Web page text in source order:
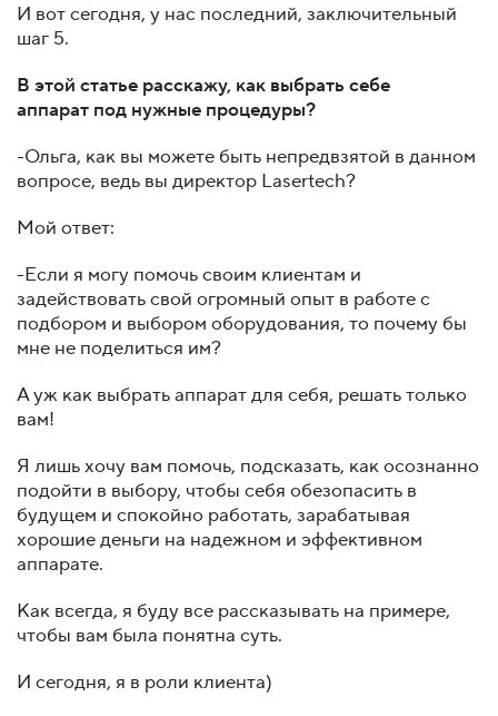
И вот сегодня, у нас последний, заключительный
шаг 5.
В этой статье расскажу, как выбрать себе
аппарат под нужные процедуры?
-Ольга, как вы можете быть непредвзятой в данном
вопросе, ведь вы директор Lasertech?
Мой ответ:
-Если я могу помочь своим клиентам и
задействовать свой огромный опыт в работе с
подбором и выбором оборудования, то почему бы
мне не поделиться им?
А уж как выбрать аппарат для себя, решать только
вам!
Я лишь хочу вам помочь, подсказать, как осознанно
подойти в выбору, чтобы себя обезопасить в
будущем и спокойно работать, зарабатывая
хорошие деньги на надежном и эффективном
аппарате.
Как всегда, я буду все рассказывать на примере,
чтобы вам была понятна суть.
И сегодня, я в роли клиента)